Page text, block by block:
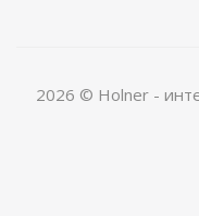
2026 © Holner -